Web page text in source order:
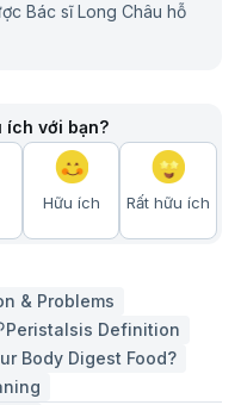
Bác sĩ Long Châu hỗ
ích với bạn?
Hữu ích Rất hữu ích
& Problems
Peristalsis Definition
Body Digest Food?